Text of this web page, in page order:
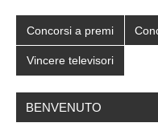
Concorsi a premi
Vincere televisori
BENVENUTO